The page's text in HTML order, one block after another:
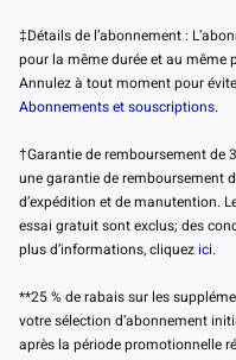
‡Détails de l’abonnement :
pour la même durée et au même
Annulez à tout moment pour
Abonnements et souscriptions.
†Garantie de remboursement de
une garantie de remboursement
d’expédition et de manutention.
essai gratuit sont exclus; des
plus d’informations, cliquez ici.
**25 % de rabais sur les
votre sélection d’abonnement
après la période promotionnelle